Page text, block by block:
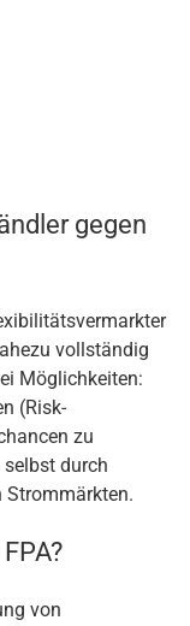
gegen
vollständig
Möglichkeiten:
(Risk-
zu
selbst durch
Strommärkten.
von